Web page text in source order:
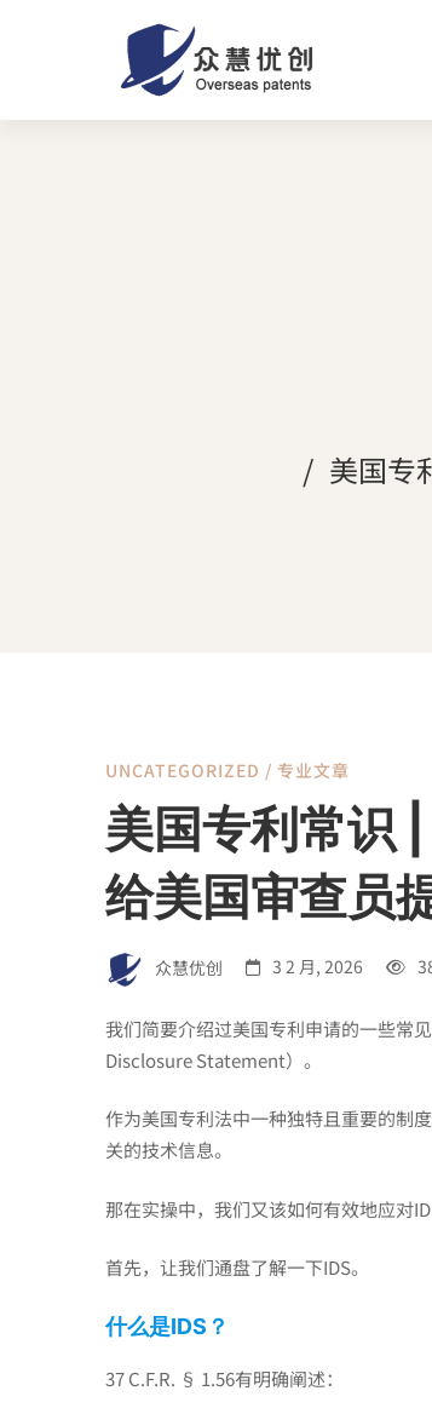
美国专
美
国
专
利
常
识
|
申
UNCATEGORIZED / 专业文章
美国专利常识
给美国审查员
众慧优创 3 2 月, 2026
我们简要介绍过美国专利申请的一些
Disclosure Statement）。
作为美国专利法中一种独特且重要的制
关的技术信息。
那在实操中，我们又该如何有效地应对
首先，让我们通盘了解一下IDS。
什么是IDS ？
37 C.F.R. § 1.56有明确阐述：